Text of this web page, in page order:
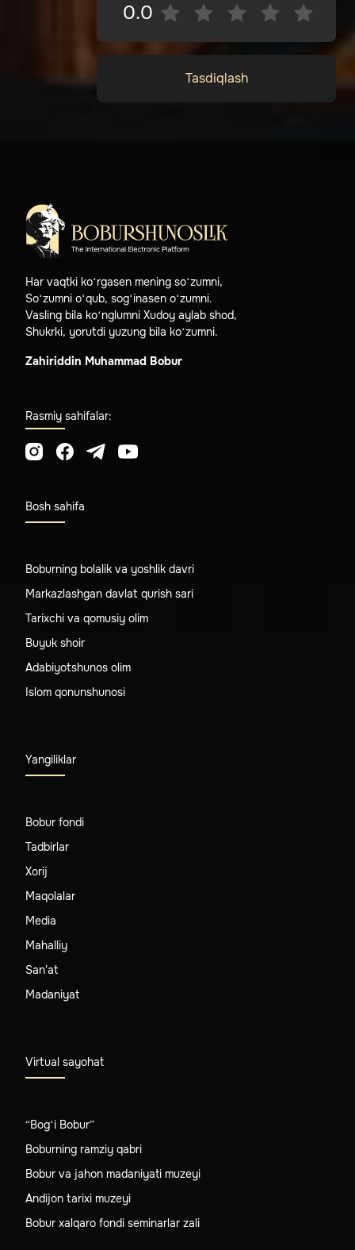
0.0
Tasdiqlash
Har vaqtki ko‘rgasen mening so‘zumni,
So‘zumni o‘qub, sog‘inasen o‘zumni.
Vasling bila ko‘nglumni Xudoy aylab shod,
Shukrki, yorutdi yuzung bila ko‘zumni.
Zahiriddin Muhammad Bobur
Rasmiy sahifalar:
Bosh sahifa
Boburning bolalik va yoshlik davri
Markazlashgan davlat qurish sari
Tarixchi va qomusiy olim
Buyuk shoir
Adabiyotshunos olim
Islom qonunshunosi
Yangiliklar
Bobur fondi
Tadbirlar
Xorij
Maqolalar
Media
Mahalliy
San'at
Madaniyat
Virtual sayohat
“Bog‘i Bobur”
Boburning ramziy qabri
Bobur va jahon madaniyati muzeyi
Andijon tarixi muzeyi
Bobur xalqaro fondi seminarlar zali